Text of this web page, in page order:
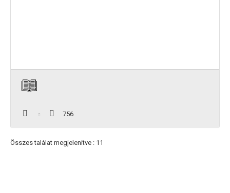
756
Összes találat megjelenítve : 11